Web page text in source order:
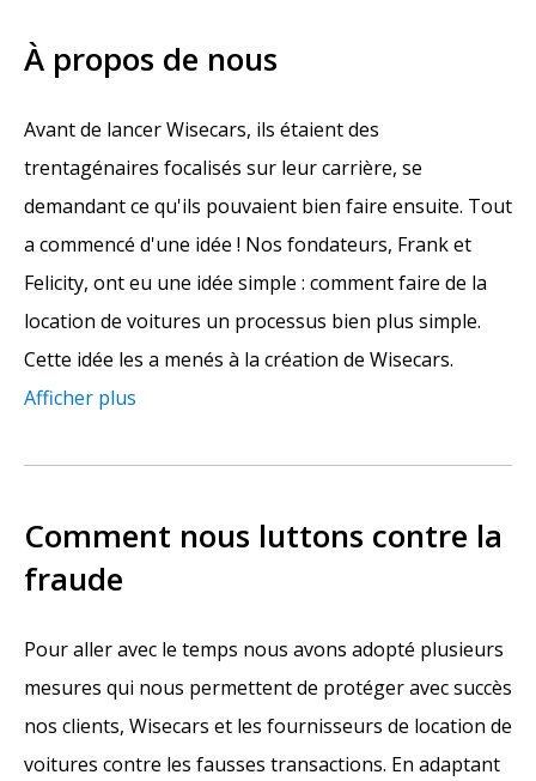
À propos de nous
Avant de lancer Wisecars, ils étaient des
trentagénaires focalisés sur leur carrière, se
demandant ce qu'ils pouvaient bien faire ensuite. Tout
a commencé d'une idée ! Nos fondateurs, Frank et
Felicity, ont eu une idée simple : comment faire de la
location de voitures un processus bien plus simple.
Cette idée les a menés à la création de Wisecars.
Afficher plus
Comment nous luttons contre la
fraude
Pour aller avec le temps nous avons adopté plusieurs
mesures qui nous permettent de protéger avec succès
nos clients, Wisecars et les fournisseurs de location de
voitures contre les fausses transactions. En adaptant